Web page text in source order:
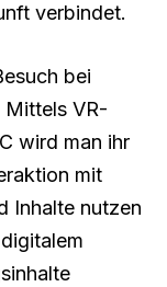
verbindet.
bei
Mittels VR-
wird man ihr
mit
Inhalte nutzen